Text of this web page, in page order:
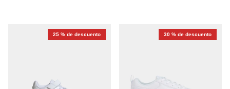
25 % de descuento 30 % de descuento